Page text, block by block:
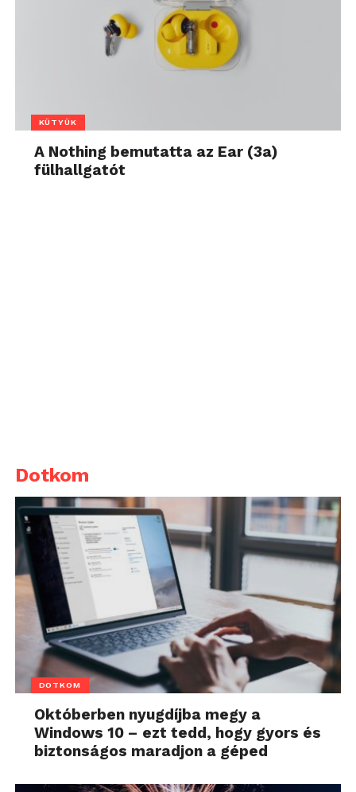
KÜTYÜK
A Nothing bemutatta az Ear (3a)
fülhallgatót
Dotkom
DOTKOM
Októberben nyugdíjba megy a
Windows 10 – ezt tedd, hogy gyors és
biztonságos maradjon a géped